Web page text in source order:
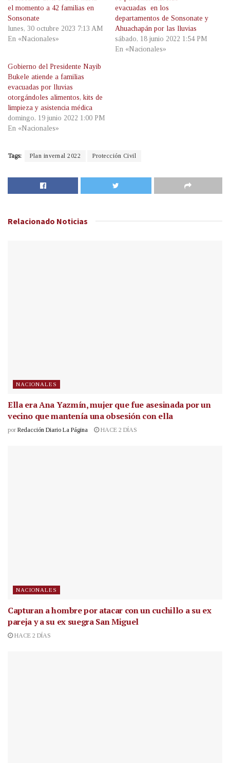
el momento a 42 familias en
Sonsonate
lunes, 30 octubre 2023 7:13 AM
En «Nacionales»
evacuadas en los
departamentos de Sonsonate y
Ahuachapán por las lluvias
sábado, 18 junio 2022 1:54 PM
En «Nacionales»
Gobierno del Presidente Nayib
Bukele atiende a familias
evacuadas por lluvias
otorgándoles alimentos, kits de
limpieza y asistencia médica
domingo, 19 junio 2022 1:00 PM
En «Nacionales»
Tags: Plan invernal 2022 Protección Civil
Relacionado Noticias
NACIONALES
Ella era Ana Yazmín, mujer que fue asesinada por un
vecino que mantenía una obsesión con ella
por Redacción Diario La Página HACE 2 DÍAS
NACIONALES
Capturan a hombre por atacar con un cuchillo a su ex
pareja y a su ex suegra San Miguel
HACE 2 DÍAS